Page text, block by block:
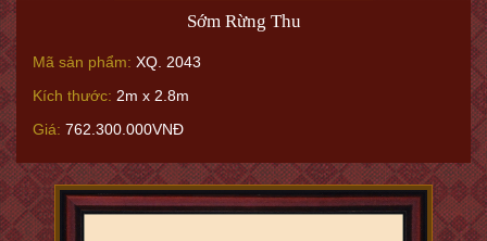
Sớm Rừng Thu
Mã sản phẩm: XQ. 2043
Kích thước: 2m x 2.8m
Giá: 762.300.000VNĐ